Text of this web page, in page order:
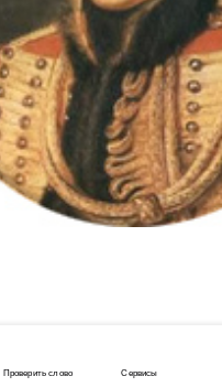
Проверить слово Сервисы
мирных! - но безумный